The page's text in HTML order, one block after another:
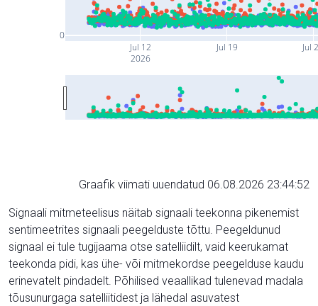
Jul 12
2026
Jul 19 Jul
0
Graafik viimati uuendatud 06.08.2026 23:44:52
Signaali mitmeteelisus näitab signaali teekonna pikenemist
sentimeetrites signaali peegelduste tõttu. Peegeldunud
signaal ei tule tugijaama otse satelliidilt, vaid keerukamat
teekonda pidi, kas ühe- või mitmekordse peegelduse kaudu
erinevatelt pindadelt. Põhilised veaallikad tulenevad madala
tõusunurgaga satelliitidest ja lähedal asuvatest